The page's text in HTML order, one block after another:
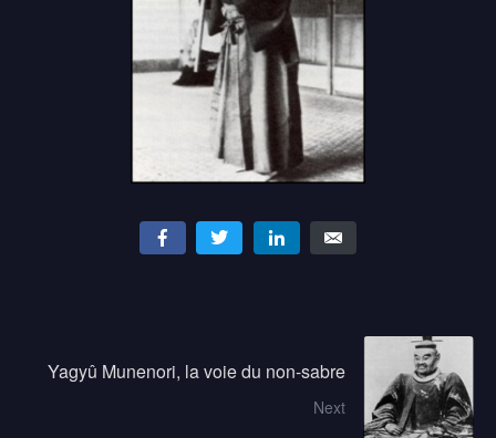
Yagyû Munenori, la voie du non-sabre
Next